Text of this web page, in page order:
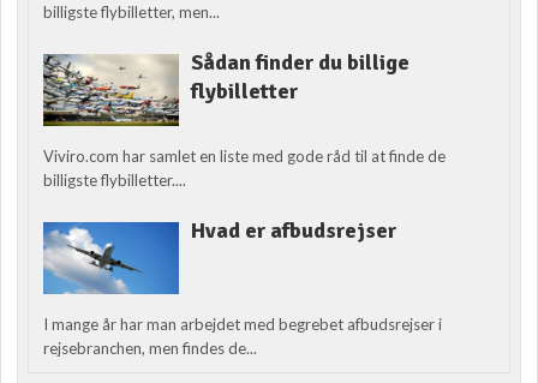
billigste flybilletter, men...
Sådan finder du billige
flybilletter
Viviro.com har samlet en liste med gode råd til at finde de
billigste flybilletter....
Hvad er afbudsrejser
I mange år har man arbejdet med begrebet afbudsrejser i
rejsebranchen, men findes de...